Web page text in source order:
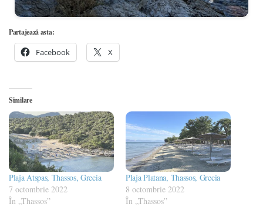
Partajează asta:
Facebook X
Similare
Plaja Atspas, Thassos, Grecia
7 octombrie 2022
În „Thassos”
Plaja Platana, Thassos, Grecia
8 octombrie 2022
În „Thassos”